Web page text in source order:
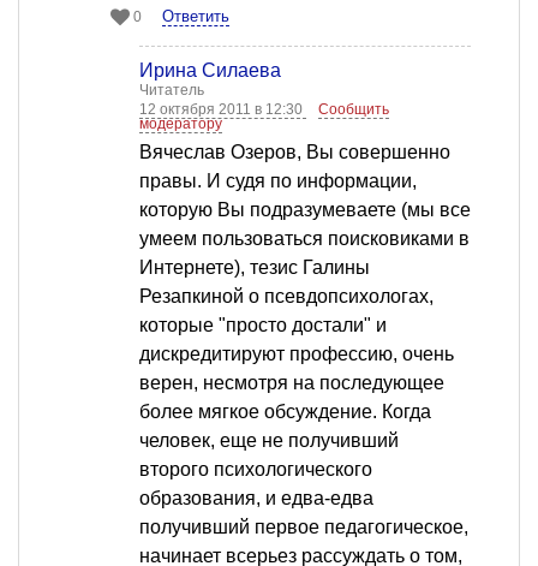
0 Ответить
Ирина Силаева
Читатель
12 октября 2011 в 12:30
Сообщить
модератору
Вячеслав Озеров, Вы совершенно
правы. И судя по информации,
которую Вы подразумеваете (мы все
умеем пользоваться поисковиками в
Интернете), тезис Галины
Резапкиной о псевдопсихологах,
которые "просто достали" и
дискредитируют профессию, очень
верен, несмотря на последующее
более мягкое обсуждение. Когда
человек, еще не получивший
второго психологического
образования, и едва-едва
получивший первое педагогическое,
начинает всерьез рассуждать о том,